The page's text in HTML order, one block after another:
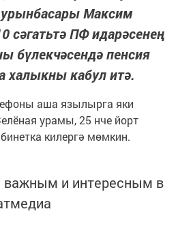
урынбасары Максим
сәгатьтә ПФ идарәсенең
бүлекчәсендә пенсия
халыкны кабул итә.
аша язылырга яки
урамы, 25 нче йорт
килергә мөмкин.
и интересным в